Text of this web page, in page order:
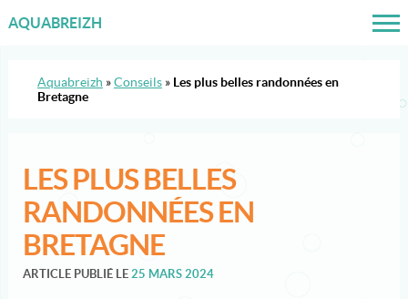
AQUABREIZH
Aquabreizh »Conseils» Les plus belles randonnées en
Bretagne
LES PLUS BELLES
RANDONNÉES EN
BRETAGNE
ARTICLE PUBLIÉ LE 25 MARS 2024